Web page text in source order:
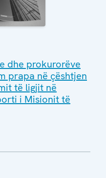
dhe prokurorëve
prapa në çështjen
të ligjit në
i Misionit të